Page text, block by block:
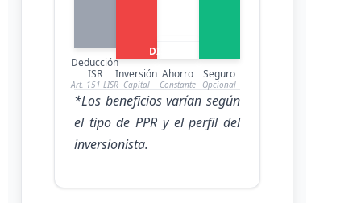
Deducción
ISR
Art. 151 LISR
Inversión
Capital
DISCIPLINA
Ahorro
Constante
Seguro
Opcional
*Los beneficios varían según
el tipo de PPR y el perfil del
inversionista.